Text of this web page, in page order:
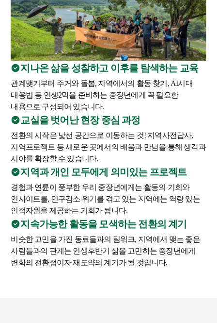
지나온 삶을 성찰하고 이후를 탐색하는 교육
관계맺기부터 주거와 돌봄, 지역에서의 활동 찾기, AI시대
대응법 등 인생2막을 준비하는 중장년에게 꼭 필요한
내용으로 구성되어 있습니다.
교실을 벗어난 현장 중심 과정
전환의 시작은 낯선 공간으로 이동하는 것! 지역사전답사,
지역프로젝트 등 새로운 곳에서의 배움과 만남을 통해 생각과
시야를 확장할 수 있습니다.
지역과 개인 모두에게 의미있는 프로젝트
경험과 연륜이 풍부한 우리 중장년에게는 활동의 기회와
인사이트를, 인구감소 위기를 겪고 있는 지역에는 역량 있는
인적자원을 제공하는 기회가 됩니다.
지속가능한 활동을 모색하는 전환의 계기
비슷한 고민을 가진 동료들과의 팀워크, 지역에서 맺는 좋은
사람들과의 관계는 인생후반기 삶을 고민하는 중장년에게
변화의 전환점이자 재도약의 계기가 될 것입니다.